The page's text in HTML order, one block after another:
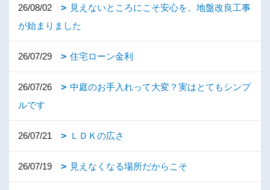
26/08/02
見えないところにこそ安心を。地盤改良工事
が始まりました
26/07/29 住宅ローン金利
26/07/26
中庭のお手入れって大変？実はとてもシンプ
ルです
26/07/21 ＬＤＫの広さ
26/07/19 見えなくなる場所だからこそ